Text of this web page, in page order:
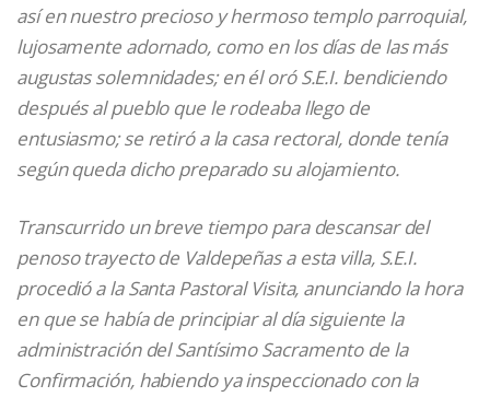
así en nuestro precioso y hermoso templo parroquial,
lujosamente adornado, como en los días de las más
augustas solemnidades; en él oró S.E.I. bendiciendo
después al pueblo que le rodeaba llego de
entusiasmo; se retiró a la casa rectoral, donde tenía
según queda dicho preparado su alojamiento.
Transcurrido un breve tiempo para descansar del
penoso trayecto de Valdepeñas a esta villa, S.E.I.
procedió a la Santa Pastoral Visita, anunciando la hora
en que se había de principiar al día siguiente la
administración del Santísimo Sacramento de la
Confirmación, habiendo ya inspeccionado con la